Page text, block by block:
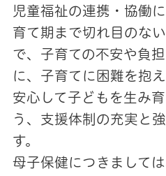
児童福祉の連携・協働
育て期まで切れ目のな
で、子育ての不安や負
に、子育てに困難を抱
安心して子どもを生み
う、支援体制の充実と
す。
母子保健につきまして